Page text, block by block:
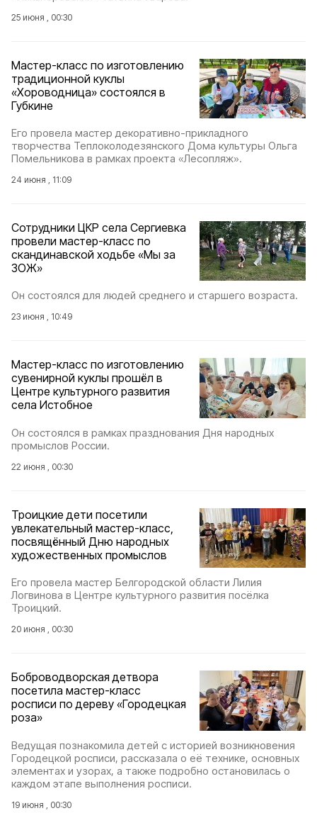
25 июня , 00:30
Мастер-класс по изготовлению
традиционной куклы
«Хороводница» состоялся в
Губкине
Его провела мастер декоративно-прикладного
творчества Теплоколодезянского Дома культуры Ольга
Помельникова в рамках проекта «Лесопляж».
24 июня , 11:09
Сотрудники ЦКР села Сергиевка
провели мастер-класс по
скандинавской ходьбе «Мы за
ЗОЖ»
Он состоялся для людей среднего и старшего возраста.
23 июня , 10:49
Мастер-класс по изготовлению
сувенирной куклы прошёл в
Центре культурного развития
села Истобное
Он состоялся в рамках празднования Дня народных
промыслов России.
22 июня , 00:30
Троицкие дети посетили
увлекательный мастер-класс,
посвящённый Дню народных
художественных промыслов
Его провела мастер Белгородской области Лилия
Логвинова в Центре культурного развития посёлка
Троицкий.
20 июня , 00:30
Боброводворская детвора
посетила мастер-класс
росписи по дереву «Городецкая
роза»
Ведущая познакомила детей с историей возникновения
Городецкой росписи, рассказала о её технике, основных
элементах и узорах, а также подробно остановилась о
каждом этапе выполнения росписи.
19 июня , 00:30